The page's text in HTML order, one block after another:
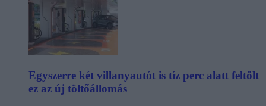
Egyszerre két villanyautót is tíz perc alatt feltölt
ez az új töltőállomás